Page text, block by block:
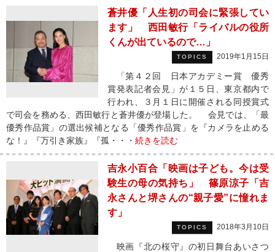
蒼井優「人生初の司会に緊張してい
ます」 西田敏行「ライバルの役所
くんが出ているので…」
TOPICS 2019年1月15日
「第４２回 日本アカデミー賞 優秀
賞発表記者会見」が１５日、東京都内で
行われ、３月１日に開催される同授賞式
で司会を務める、西田敏行と蒼井優が登場した。 会見では、「最
優秀作品賞」の選出候補となる「優秀作品賞」を『カメラを止める
な！』『万引き家族』『孤・・・ 続きを読む
吉永小百合「映画は子ども。今は受
験生の母の気持ち」 篠原涼子「吉
永さんと堺さんの“親子愛”に憧れま
す」
TOPICS 2018年3月10日
映画『北の桜守』の初日舞台あいさつ